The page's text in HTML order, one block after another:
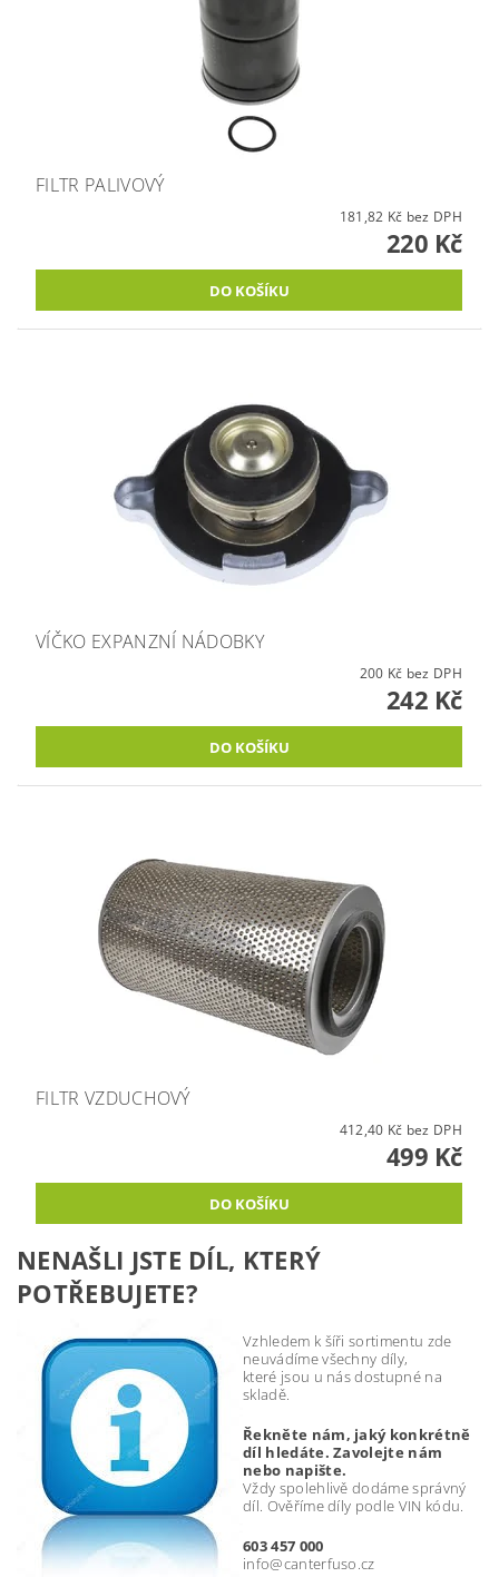
FILTR PALIVOVÝ
181,82 Kč bez DPH
220 Kč
VÍČKO EXPANZNÍ NÁDOBKY
200 Kč bez DPH
242 Kč
FILTR VZDUCHOVÝ
412,40 Kč bez DPH
499 Kč
NENAŠLI JSTE DÍL, KTERÝ
POTŘEBUJETE?
Vzhledem k šíři sortimentu zde
neuvádíme všechny díly,
které jsou u nás dostupné na
skladě.
Řekněte nám, jaký konkrétně
díl hledáte. Zavolejte nám
nebo napište.
Vždy spolehlivě dodáme správný
díl. Ověříme díly podle VIN kódu.
603 457 000
info@canterfuso.cz